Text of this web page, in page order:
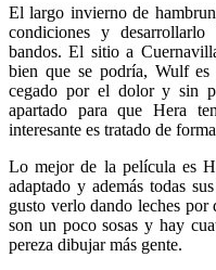
El largo invierno de
condiciones y
bandos. El sitio a
bien que se podría, Wulf
cegado por el dolor y sin
apartado para que Hera
interesante es tratado de
Lo mejor de la película es
adaptado y además todas
gusto verlo dando leches por
son un poco sosas y hay
pereza dibujar más gente.